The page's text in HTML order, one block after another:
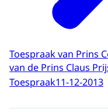
Toespraak van Prins
van de Prins Claus
Toespraak11-12-2013